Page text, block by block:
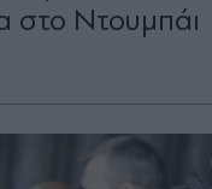
στο Ντουμπάι